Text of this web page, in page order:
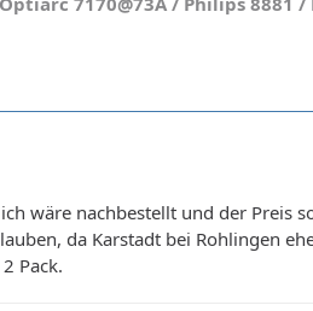
wäre nachbestellt und der Preis
da Karstadt bei Rohlingen
Pack.